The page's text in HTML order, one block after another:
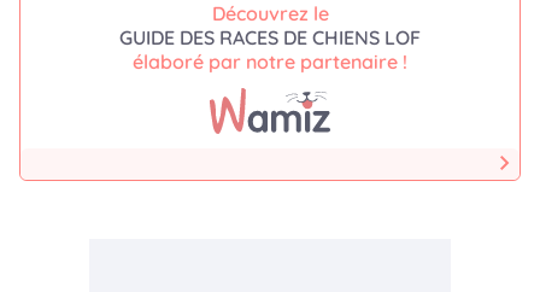
Découvrez le
GUIDE DES RACES DE CHIENS LOF
élaboré par notre partenaire !